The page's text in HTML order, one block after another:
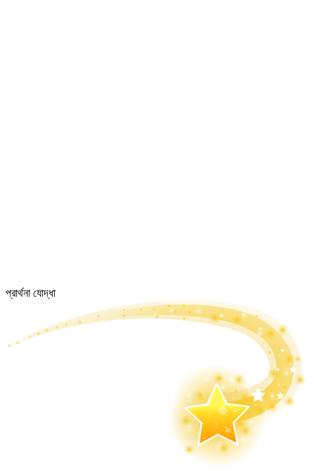
প্রার্থনা যোদ্ধা